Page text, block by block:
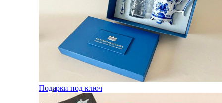
Подарки под ключ